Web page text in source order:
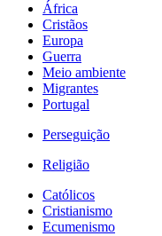
África
Cristãos
Europa
Guerra
Meio ambiente
Migrantes
Portugal
Perseguição
Religião
Católicos
Cristianismo
Ecumenismo